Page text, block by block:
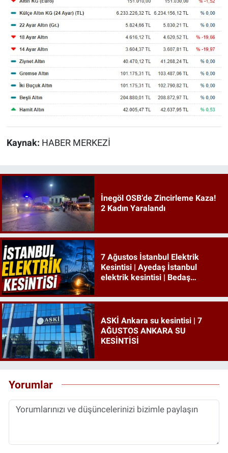
Kaynak: HABER MERKEZİ
İnegöl OSB’de Zincirleme Kaza!
2 Kadın Yaralandı
7 Ağustos İstanbul Elektrik
Kesintisi | Ayedaş İstanbul
elektrik kesintisi | Bedaş
ASKİ Ankara su kesintisi | 7
AĞUSTOS ANKARA SU
KESİNTİSİ
Yorumlar